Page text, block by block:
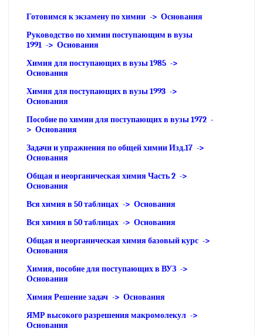
Готовимся к экзамену по химии -> Основания
Руководство по химии поступающим в вузы
1991 -> Основания
Химия для поступающих в вузы 1985 ->
Основания
Химия для поступающих в вузы 1993 ->
Основания
Пособие по химии для поступающих в вузы 1972 -
> Основания
Задачи и упражнения по общей химии Изд.17 ->
Основания
Общая и неорганическая химия Часть 2 ->
Основания
Вся химия в 50 таблицах -> Основания
Вся химия в 50 таблицах -> Основания
Общая и неорганическая химия базовый курс ->
Основания
Химия, пособие для поступающих в ВУЗ ->
Основания
Химия Решение задач -> Основания
ЯМР высокого разрешения макромолекул ->
Основания